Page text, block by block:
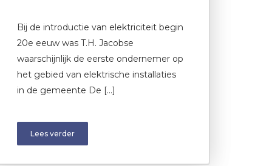
Bij de introductie van elektriciteit begin
20e eeuw was T.H. Jacobse
waarschijnlijk de eerste ondernemer op
het gebied van elektrische installaties
in de gemeente De […]
Lees verder